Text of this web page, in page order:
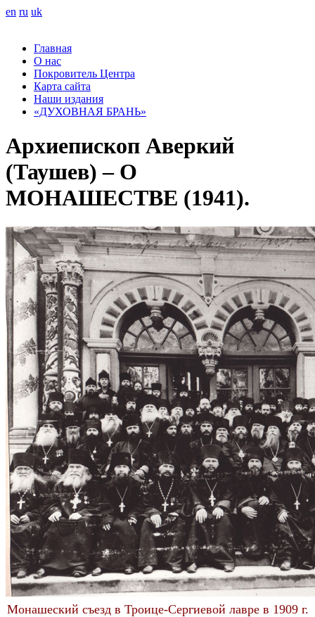
en ru uk
Главная
О нас
Покровитель Центра
Карта сайта
Наши издания
«ДУХОВНАЯ БРАНЬ»
Архиепископ Аверкий
(Таушев) – О
МОНАШЕСТВЕ (1941).
Монашеский съезд в Троице-Сергиевой лавре в 1909 г.